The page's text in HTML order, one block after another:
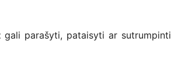
gali parašyti, pataisyti ar sutrumpinti